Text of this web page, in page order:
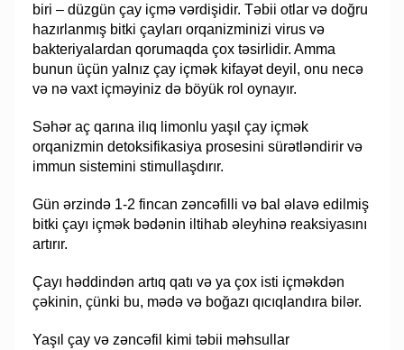
biri – düzgün çay içmə vərdişidir. Təbii otlar və doğru
hazırlanmış bitki çayları orqanizminizi virus və
bakteriyalardan qorumaqda çox təsirlidir. Amma
bunun üçün yalnız çay içmək kifayət deyil, onu necə
və nə vaxt içməyiniz də böyük rol oynayır.
Səhər aç qarına ilıq limonlu yaşıl çay içmək
orqanizmin detoksifikasiya prosesini sürətləndirir və
immun sistemini stimullaşdırır.
Gün ərzində 1-2 fincan zəncəfilli və bal əlavə edilmiş
bitki çayı içmək bədənin iltihab əleyhinə reaksiyasını
artırır.
Çayı həddindən artıq qatı və ya çox isti içməkdən
çəkinin, çünki bu, mədə və boğazı qıcıqlandıra bilər.
Yaşıl çay və zəncəfil kimi təbii məhsullar